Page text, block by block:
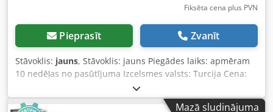
Fiksēta cena plus PVN
Pieprasīt Zvanīt
Stāvoklis: jauns, Stāvoklis: jauns Piegādes laiks: apmēram
10 nedēļas no pasūtījuma Izcelsmes valsts: Turcija Cena:
13 200 € Līzinga likme: 253,44 € Liekuma garums: 1270 mm
Maks. liekuma jauda - būvniecības tērauds: 5 mm Augšējā
Mazā sludinājuma